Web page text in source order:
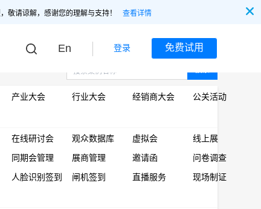
敬请谅解，感谢您的理解与支持！ 查看详情
En 登录 免费试用
产业大会 行业大会 经销商大会
公关活动
在线研讨会 观众数据库 虚拟会
线上展
同期会管理 展商管理 邀请函
问卷调查
人脸识别签到 闸机签到 直播服务
现场制证